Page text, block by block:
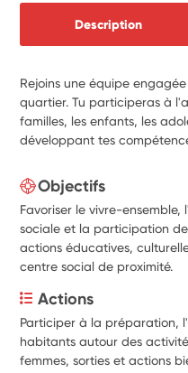
Description
Rejoins une équipe
quartier. Tu participeras à
familles, les enfants, les
développant tes
Objectifs
Favoriser le vivre-
sociale et la participation
actions éducatives,
centre social de proximité.
Actions
Participer à la préparation,
habitants autour des
femmes, sorties et actions